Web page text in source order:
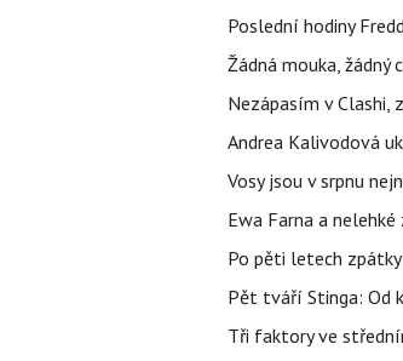
Poslední hodiny
Žádná mouka, žádný
Nezápasím v Clashi,
Andrea Kalivodová
Vosy jsou v srpnu
Ewa Farna a
Po pěti letech
Pět tváří Stinga: Od
Tři faktory ve